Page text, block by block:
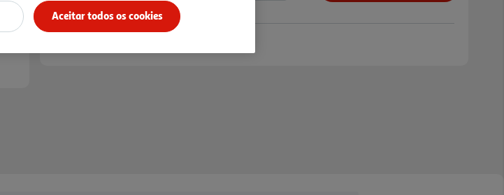
Aceitar todos os cookies